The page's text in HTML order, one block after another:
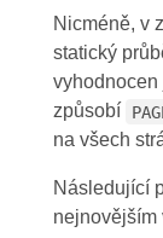
Nicméně, v
statický
vyhodnocen
způsobí
na všech
Následující
nejnovějším